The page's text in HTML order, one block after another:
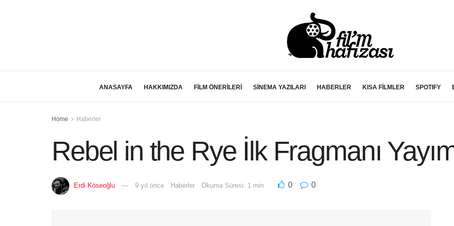
ANASAYFA HAKKIMIZDA FİLM ÖNERİLERİ SİNEMA YAZILARI HABERLER KISA FİLMLER SPOTIFY
Home Haberler
Rebel in the Rye İlk Fragmanı
Erdi Köseoğlu 9 yıl önce Haberler Okuma Süresi: 1 min 0 0